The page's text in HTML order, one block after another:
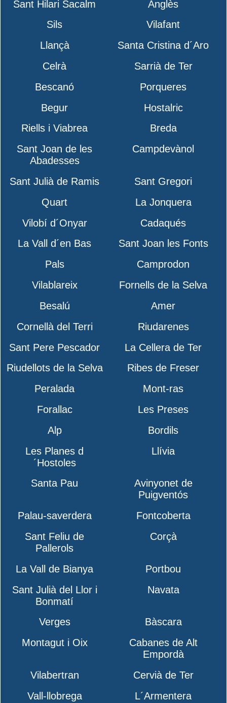
Sant Hilari Sacalm
Anglès
Sils
Vilafant
Llançà
Santa Cristina d´Aro
Celrà
Sarrià de Ter
Bescanó
Porqueres
Begur
Hostalric
Riells i Viabrea
Breda
Sant Joan de les
Abadesses
Campdevànol
Sant Julià de Ramis
Sant Gregori
Quart
La Jonquera
Vilobí d´Onyar
Cadaqués
La Vall d´en Bas
Sant Joan les Fonts
Pals
Camprodon
Vilablareix
Fornells de la Selva
Besalú
Amer
Cornellà del Terri
Riudarenes
Sant Pere Pescador
La Cellera de Ter
Riudellots de la Selva
Ribes de Freser
Peralada
Mont-ras
Forallac
Les Preses
Alp
Bordils
Les Planes d
´Hostoles
Llívia
Santa Pau
Avinyonet de
Puigventós
Palau-saverdera
Fontcoberta
Sant Feliu de
Pallerols
Corçà
La Vall de Bianya
Portbou
Sant Julià del Llor i
Bonmatí
Navata
Verges
Bàscara
Montagut i Oix
Cabanes de Alt
Empordà
Vilabertran
Cervià de Ter
Vall-llobrega
L´Armentera